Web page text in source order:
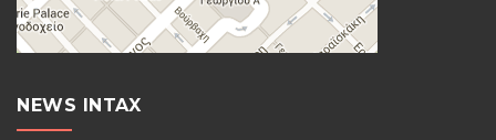
NEWS INTAX